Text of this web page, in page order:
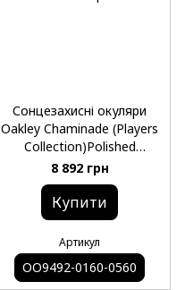
Сонцезахисні окуляри
Oakley Chaminade (Players
Collection)Polished
Black/Prizm Black
8 892 грн
Купити
Артикул
OO9492-0160-0560